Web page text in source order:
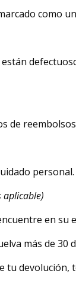
como
de
personal.
aplicable)
en
más de 30
tu